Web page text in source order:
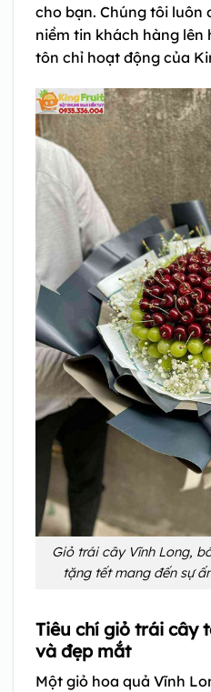
cho bạn. Chúng tôi luôn
niềm tin khách hàng lên
tôn chỉ hoạt động của
Giỏ trái cây Vĩnh Long,
tặng tết mang đến sự
Tiêu chí giỏ trái cây
và đẹp mắt
Một giỏ hoa quả Vĩnh